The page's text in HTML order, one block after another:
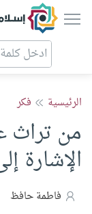
الرئيسية فكر
من تراث
الإشارة
فاطمة حافظ